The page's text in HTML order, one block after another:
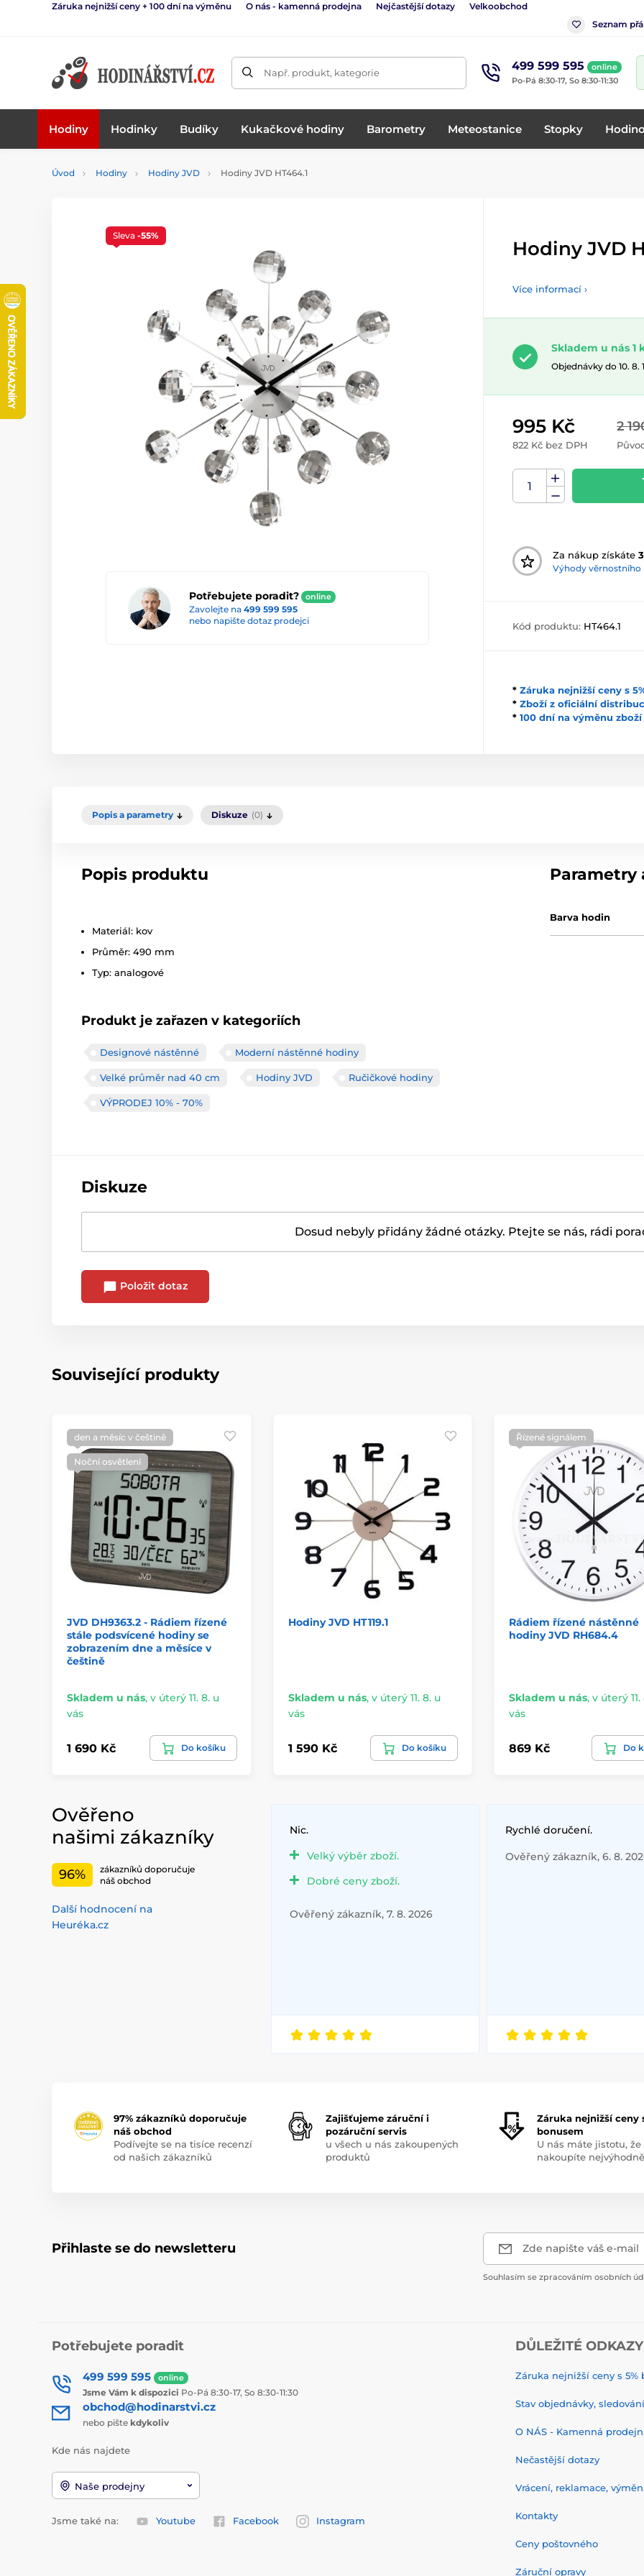
Záruka nejnižší ceny + 100 dní na výměnu O nás - kamenná prodejna Nejčastější dotazy Velkoobchod
Seznam
Např. produkt, kategorie 499 599 595
online
Po-Pá 8:30-17, So 8:30-11:30
Hodiny Hodinky Budíky Kukačkové hodiny Barometry Meteostanice Stopky
Úvod Hodiny Hodiny JVD Hodiny JVD HT464.1
Potřebujete poradit? online
Zavolejte na 499 599 595
nebo napište dotaz prodejci
Sleva -55%
Hodiny JVD
Více informací ›
Skladem u nás 1
Objednávky do 10. 8.
2
995 Kč
822 Kč bez DPH
Za nákup získáte
Výhody věrnostního
Kód produktu: HT464.1
* Záruka nejnižší ceny s
* Zboží z oficiální
* 100 dní na výměnu zboží
Popis a parametry Diskuze (0)
Popis produktu
Materiál: kov
Průměr: 490 mm
Typ: analogové
Produkt je zařazen v kategoriích
Designové nástěnné Moderní nástěnné hodiny
Velké průměr nad 40 cm Hodiny JVD Ručičkové hodiny
VÝPRODEJ 10% - 70%
Parametry
Barva hodin
Diskuze
Dosud nebyly přidány žádné otázky. Ptejte se nás, rádi
Položit dotaz
Související produkty
den a měsíc v češtině
Noční osvětlení
JVD DH9363.2 - Rádiem řízené
stále podsvícené hodiny se
zobrazením dne a měsíce v
češtině
Skladem u nás, v úterý 11. 8. u
vás
1 690 Kč Do košíku
Hodiny JVD HT119.1
Skladem u nás, v úterý 11. 8. u
vás
1 590 Kč Do košíku
Řízené signálem
Rádiem řízené nástěnné
hodiny JVD RH684.4
Skladem u nás, v úterý 11.
vás
869 Kč Do
Ověřeno
našimi zákazníky
96%
zákazníků doporučuje
náš obchod
Další hodnocení na
Heuréka.cz
Nic.
Velký výběr zboží.
Dobré ceny zboží.
Ověřený zákazník, 7. 8. 2026
Rychlé doručení.
Ověřený zákazník, 6. 8.
97% zákazníků doporučuje
náš obchod
Podívejte se na tisíce recenzí
od našich zákazníků
Zajišťujeme záruční i
pozáruční servis
u všech u nás zakoupených
produktů
Záruka nejnižší ceny
bonusem
U nás máte jistotu, že
nakoupíte
Přihlaste se do newsletteru Zde napište váš e-mail
Souhlasím se zpracováním osobních
Potřebujete poradit
499 599 595 online
Jsme Vám k dispozici Po-Pá 8:30-17, So 8:30-11:30
obchod@hodinarstvi.cz
nebo pište kdykoliv
Kde nás najdete
Naše prodejny
Jsme také na: Youtube Facebook Instagram
DŮLEŽITÉ ODKAZY
Záruka nejnižší ceny s 5%
Stav objednávky,
O NÁS - Kamenná
Nečastější dotazy
Vrácení, reklamace,
Kontakty
Ceny poštovného
Záruční opravy